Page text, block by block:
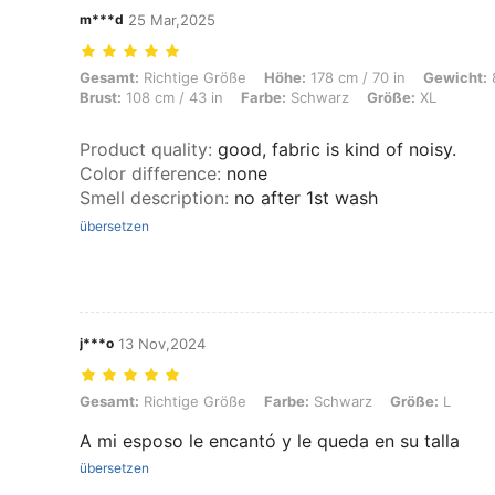
m***d 25 Mar,2025
Gesamt: Richtige Größe, Höhe: 178 cm / 70 in, Gewicht: 84 kg /
Gesamt: Richtige Größe Höhe: 178 cm / 70 in Gewicht:
Brust: 108 cm / 43 in Farbe: Schwarz Größe: XL
Product quality: good, fabric is kind of noisy.
Color difference: none
Smell description: no after 1st wash
übersetzen
j***o 13 Nov,2024
Gesamt: Richtige Größe, Farbe: Schwarz, Größe: L
Gesamt: Richtige Größe Farbe: Schwarz Größe: L
A mi esposo le encantó y le queda en su talla
übersetzen